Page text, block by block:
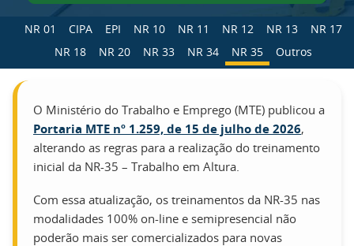
NR 01 CIPA EPI NR 10 NR 11 NR 12 NR 13
NR 17
NR 18
NR 20 NR 33 NR 34 NR 35 Outros
O Ministério do Trabalho e Emprego (MTE) publicou a
Portaria MTE nº 1.259, de 15 de julho de 2026,
alterando as regras para a realização do treinamento
inicial da NR-35 – Trabalho em Altura.
Com essa atualização, os treinamentos da NR-35 nas
modalidades 100% on-line e semipresencial não
poderão mais ser comercializados para novas